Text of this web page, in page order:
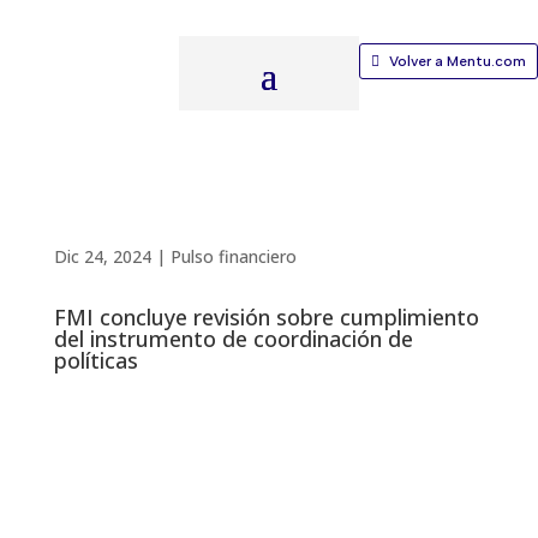
Volver a Mentu.com
Dic 24, 2024| Pulso financiero
FMI concluye revisión sobre cumplimiento
del instrumento de coordinación de
políticas